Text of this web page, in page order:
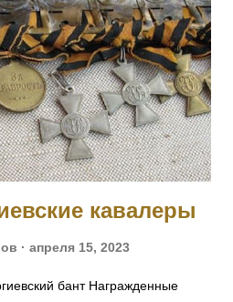
кавалеры
апреля 15, 2023
бант Награжденные